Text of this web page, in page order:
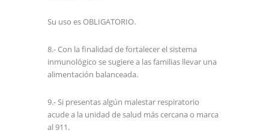
Su uso es OBLIGATORIO.
8.- Con la finalidad de fortalecer el sistema
inmunológico se sugiere a las familias llevar una
alimentación balanceada.
9.- Si presentas algún malestar respiratorio
acude a la unidad de salud más cercana o marca
al 911.